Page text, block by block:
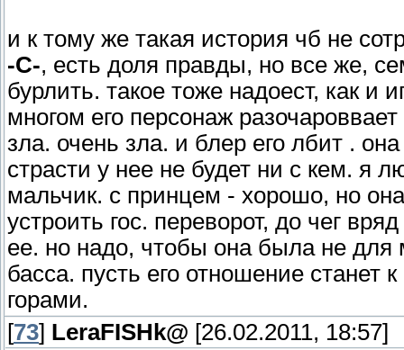
и к тому же такая история чб не
-C-, есть доля правды, но все же,
бурлить. такое тоже надоест, как и
многом его персонаж
зла. очень зла. и блер его лбит .
страсти у нее не будет ни с кем. я
мальчик. с принцем - хорошо, но
устроить гос. переворот, до чег
ее. но надо, чтобы она была не для
басса. пусть его отношение станет
горами.
[73] LeraFISHk@ [26.02.2011, 18:57]